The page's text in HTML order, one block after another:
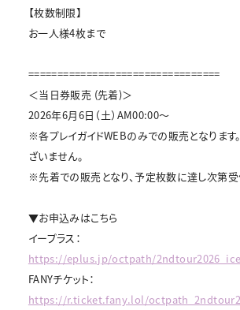
【枚数制限】
お一人様4枚まで
=================================
＜当日券販売 (先着)＞
2026年6月6日（土）AM00:00～
※各プレイガイドWEBのみでの販売となります
ざいません。
※先着での販売となり、予定枚数に達し次第受
▼お申込みはこちら
イープラス：
https://eplus.jp/octpath/
FANYチケット：
https://r.ticket.fany.lol/